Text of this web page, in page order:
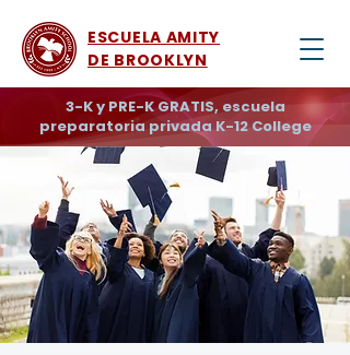
ESCUELA AMITY
DE BROOKLYN
3-K y PRE-K GRATIS, escuela
preparatoria privada K-12 College